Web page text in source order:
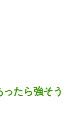
たら強そう